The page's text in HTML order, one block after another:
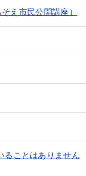
え市民公開講座）
ることはありません